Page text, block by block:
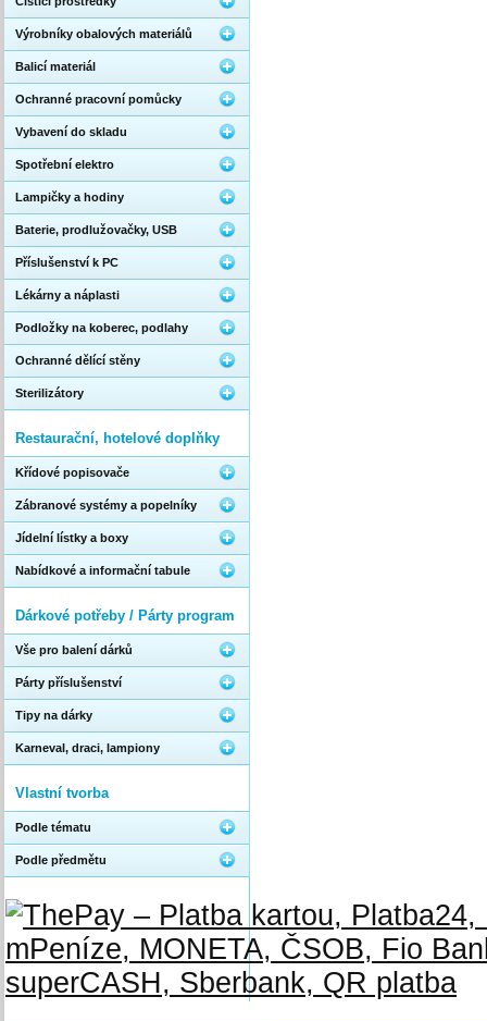
Výrobníky obalových materiálů
Balicí materiál
Ochranné pracovní pomůcky
Vybavení do skladu
Spotřební elektro
Lampičky a hodiny
Baterie, prodlužovačky, USB
Příslušenství k PC
Lékárny a náplasti
Podložky na koberec, podlahy
Ochranné dělící stěny
Sterilizátory
Restaurační, hotelové doplňky
Křídové popisovače
Zábranové systémy a popelníky
Jídelní lístky a boxy
Nabídkové a informační tabule
Dárkové potřeby / Párty program
Vše pro balení dárků
Párty příslušenství
Tipy na dárky
Karneval, draci, lampiony
Vlastní tvorba
Podle tématu
Podle předmětu